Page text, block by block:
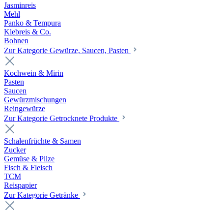
Jasminreis
Mehl
Panko & Tempura
Klebreis & Co.
Bohnen
Zur Kategorie Gewürze, Saucen, Pasten
Kochwein & Mirin
Pasten
Saucen
Gewürzmischungen
Reingewürze
Zur Kategorie Getrocknete Produkte
Schalenfrüchte & Samen
Zucker
Gemüse & Pilze
Fisch & Fleisch
TCM
Reispapier
Zur Kategorie Getränke